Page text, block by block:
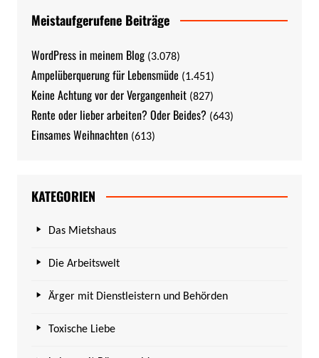
Meistaufgerufene Beiträge
WordPress in meinem Blog (3.078)
Ampelüberquerung für Lebensmüde (1.451)
Keine Achtung vor der Vergangenheit (827)
Rente oder lieber arbeiten? Oder Beides? (643)
Einsames Weihnachten (613)
KATEGORIEN
Das Mietshaus
Die Arbeitswelt
Ärger mit Dienstleistern und Behörden
Toxische Liebe